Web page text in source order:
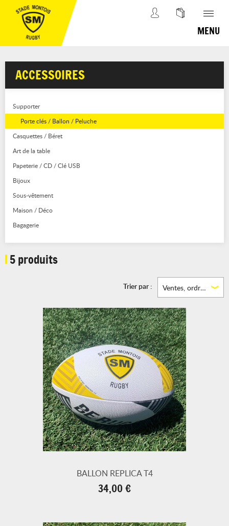
MENU
ACCESSOIRES
Supporter
Porte clés / Ballon / Peluche
Casquettes / Béret
Art de la table
Papeterie / CD / Clé USB
Bijoux
Sous-vêtement
Maison / Déco
Bagagerie
5 produits
Trier par : Ventes, ordre décroissant
BALLON REPLICA T4
Prix
34,00 €